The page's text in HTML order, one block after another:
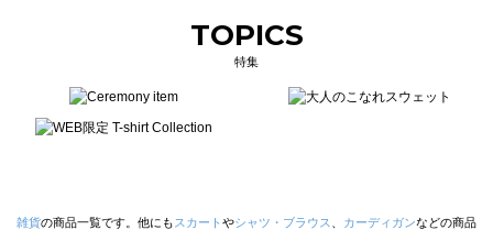
TOPICS
特集
雑貨の商品一覧です。他にも スカート やシャツ・ブラウス カーディガンなどの商品